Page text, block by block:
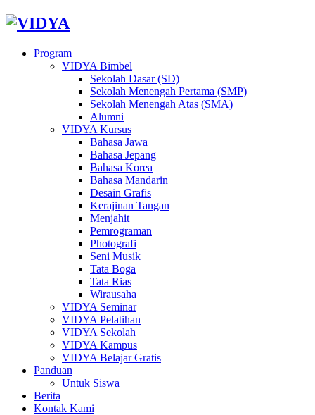
Program
VIDYA Bimbel
Sekolah Dasar (SD)
Sekolah Menengah Pertama (SMP)
Sekolah Menengah Atas (SMA)
Alumni
VIDYA Kursus
Bahasa Jawa
Bahasa Jepang
Bahasa Korea
Bahasa Mandarin
Desain Grafis
Kerajinan Tangan
Menjahit
Pemrograman
Photografi
Seni Musik
Tata Boga
Tata Rias
Wirausaha
VIDYA Seminar
VIDYA Pelatihan
VIDYA Sekolah
VIDYA Kampus
VIDYA Belajar Gratis
Panduan
Untuk Siswa
Berita
Kontak Kami